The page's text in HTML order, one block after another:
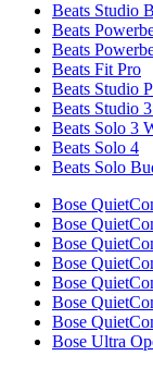
Beats Studio
Beats
Beats
Beats Fit Pro
Beats Studio
Beats Studio
Beats Solo 3
Beats Solo 4
Beats Solo
Bose
Bose
Bose
Bose
Bose
Bose
Bose
Bose Ultra